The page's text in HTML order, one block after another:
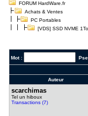
FORUM HardWare.fr
Achats & Ventes
PC Portables
[VDS] SSD NVME
Mot :
Auteur
scarchimas
Tel un hiboux
Transactions (7)